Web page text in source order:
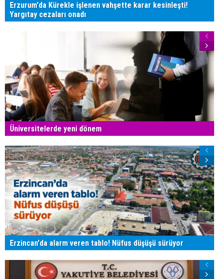
Erzurum'da Kürekle işlenen vahşette karar kesinleşti!
Yargıtay cezaları onadı
Üniversitelerde yeni dönem
Erzincan'da alarm veren tablo! Nüfus düşüşü sürüyor